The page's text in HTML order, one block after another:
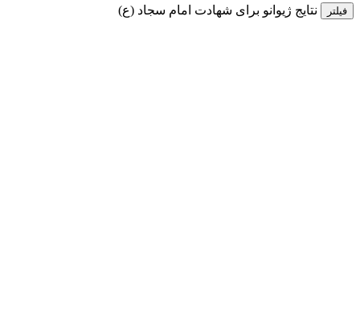
فیلتر نتایج ژیوانو برای شهادت امام سجاد (ع)